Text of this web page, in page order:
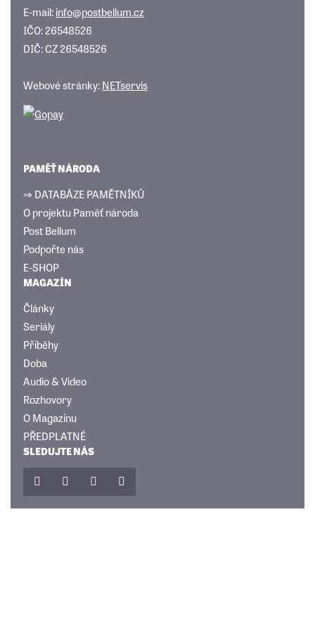
E-mail:info@postbellum.cz
IČO: 26548526
DIČ: CZ 26548526
Webové stránky:NETservis
PAMĚŤ NÁRODA
⇒ DATABÁZE PAMĚTNÍKŮ
O projektu Paměť národa
Post Bellum
Podpořte nás
E-SHOP
MAGAZÍN
Články
Seriály
Příběhy
Doba
Audio & Video
Rozhovory
O Magazínu
PŘEDPLATNÉ
SLEDUJTE NÁS